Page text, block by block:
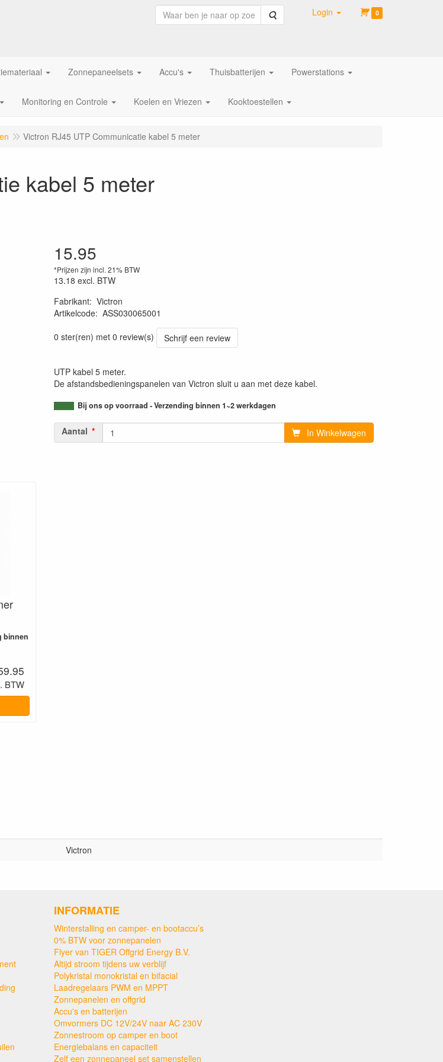
Zoeken Login 0
Zonnepaneelsets Accu's Thuisbatterijen Powerstations
Monitoring en Controle Koelen en Vriezen Kooktoestellen
Victron RJ45 UTP Communicatie kabel 5 meter
kabel 5 meter
15.95
*Prijzen zijn incl. 21% BTW
13.18 excl. BTW
Fabrikant: Victron
Artikelcode: ASS030065001
0 ster(ren) met 0 review(s)
Schrijf een review
UTP kabel 5 meter.
De afstandsbedieningspanelen van Victron sluit u aan met deze kabel.
Bij ons op voorraad - Verzending binnen 1~2 werkdagen
Aantal In Winkelwagen
binnen
BTW
Victron
INFORMATIE
Winterstalling en camper- en bootaccu’s
0% BTW voor zonnepanelen
Flyer van TIGER Offgrid Energy B.V.
Altijd stroom tijdens uw verblijf
Polykristal monokristal en bifacial
Laadregelaars PWM en MPPT
Zonnepanelen en offgrid
Accu's en batterijen
Omvormers DC 12V/24V naar AC 230V
Zonnestroom op camper en boot
Energiebalans en capaciteit
Zelf een zonnepaneel set samenstellen